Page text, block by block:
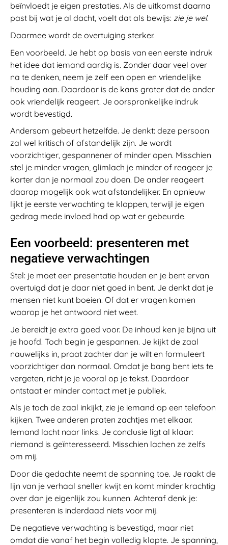
beïnvloedt je eigen prestaties. Als de uitkomst daarna
past bij wat je al dacht, voelt dat als bewijs: zie je wel.
Daarmee wordt de overtuiging sterker.
Een voorbeeld. Je hebt op basis van een eerste indruk
het idee dat iemand aardig is. Zonder daar veel over
na te denken, neem je zelf een open en vriendelijke
houding aan. Daardoor is de kans groter dat de ander
ook vriendelijk reageert. Je oorspronkelijke indruk
wordt bevestigd.
Andersom gebeurt hetzelfde. Je denkt: deze persoon
zal wel kritisch of afstandelijk zijn. Je wordt
voorzichtiger, gespannener of minder open. Misschien
stel je minder vragen, glimlach je minder of reageer je
korter dan je normaal zou doen. De ander reageert
daarop mogelijk ook wat afstandelijker. En opnieuw
lijkt je eerste verwachting te kloppen, terwijl je eigen
gedrag mede invloed had op wat er gebeurde.
Een voorbeeld: presenteren met
negatieve verwachtingen
Stel: je moet een presentatie houden en je bent ervan
overtuigd dat je daar niet goed in bent. Je denkt dat je
mensen niet kunt boeien. Of dat er vragen komen
waarop je het antwoord niet weet.
Je bereidt je extra goed voor. De inhoud ken je bijna uit
je hoofd. Toch begin je gespannen. Je kijkt de zaal
nauwelijks in, praat zachter dan je wilt en formuleert
voorzichtiger dan normaal. Omdat je bang bent iets te
vergeten, richt je je vooral op je tekst. Daardoor
ontstaat er minder contact met je publiek.
Als je toch de zaal inkijkt, zie je iemand op een telefoon
kijken. Twee anderen praten zachtjes met elkaar.
Iemand lacht naar links. Je conclusie ligt al klaar:
niemand is geïnteresseerd. Misschien lachen ze zelfs
om mij.
Door die gedachte neemt de spanning toe. Je raakt de
lijn van je verhaal sneller kwijt en komt minder krachtig
over dan je eigenlijk zou kunnen. Achteraf denk je:
presenteren is inderdaad niets voor mij.
De negatieve verwachting is bevestigd, maar niet
omdat die vanaf het begin volledig klopte. Je spanning,